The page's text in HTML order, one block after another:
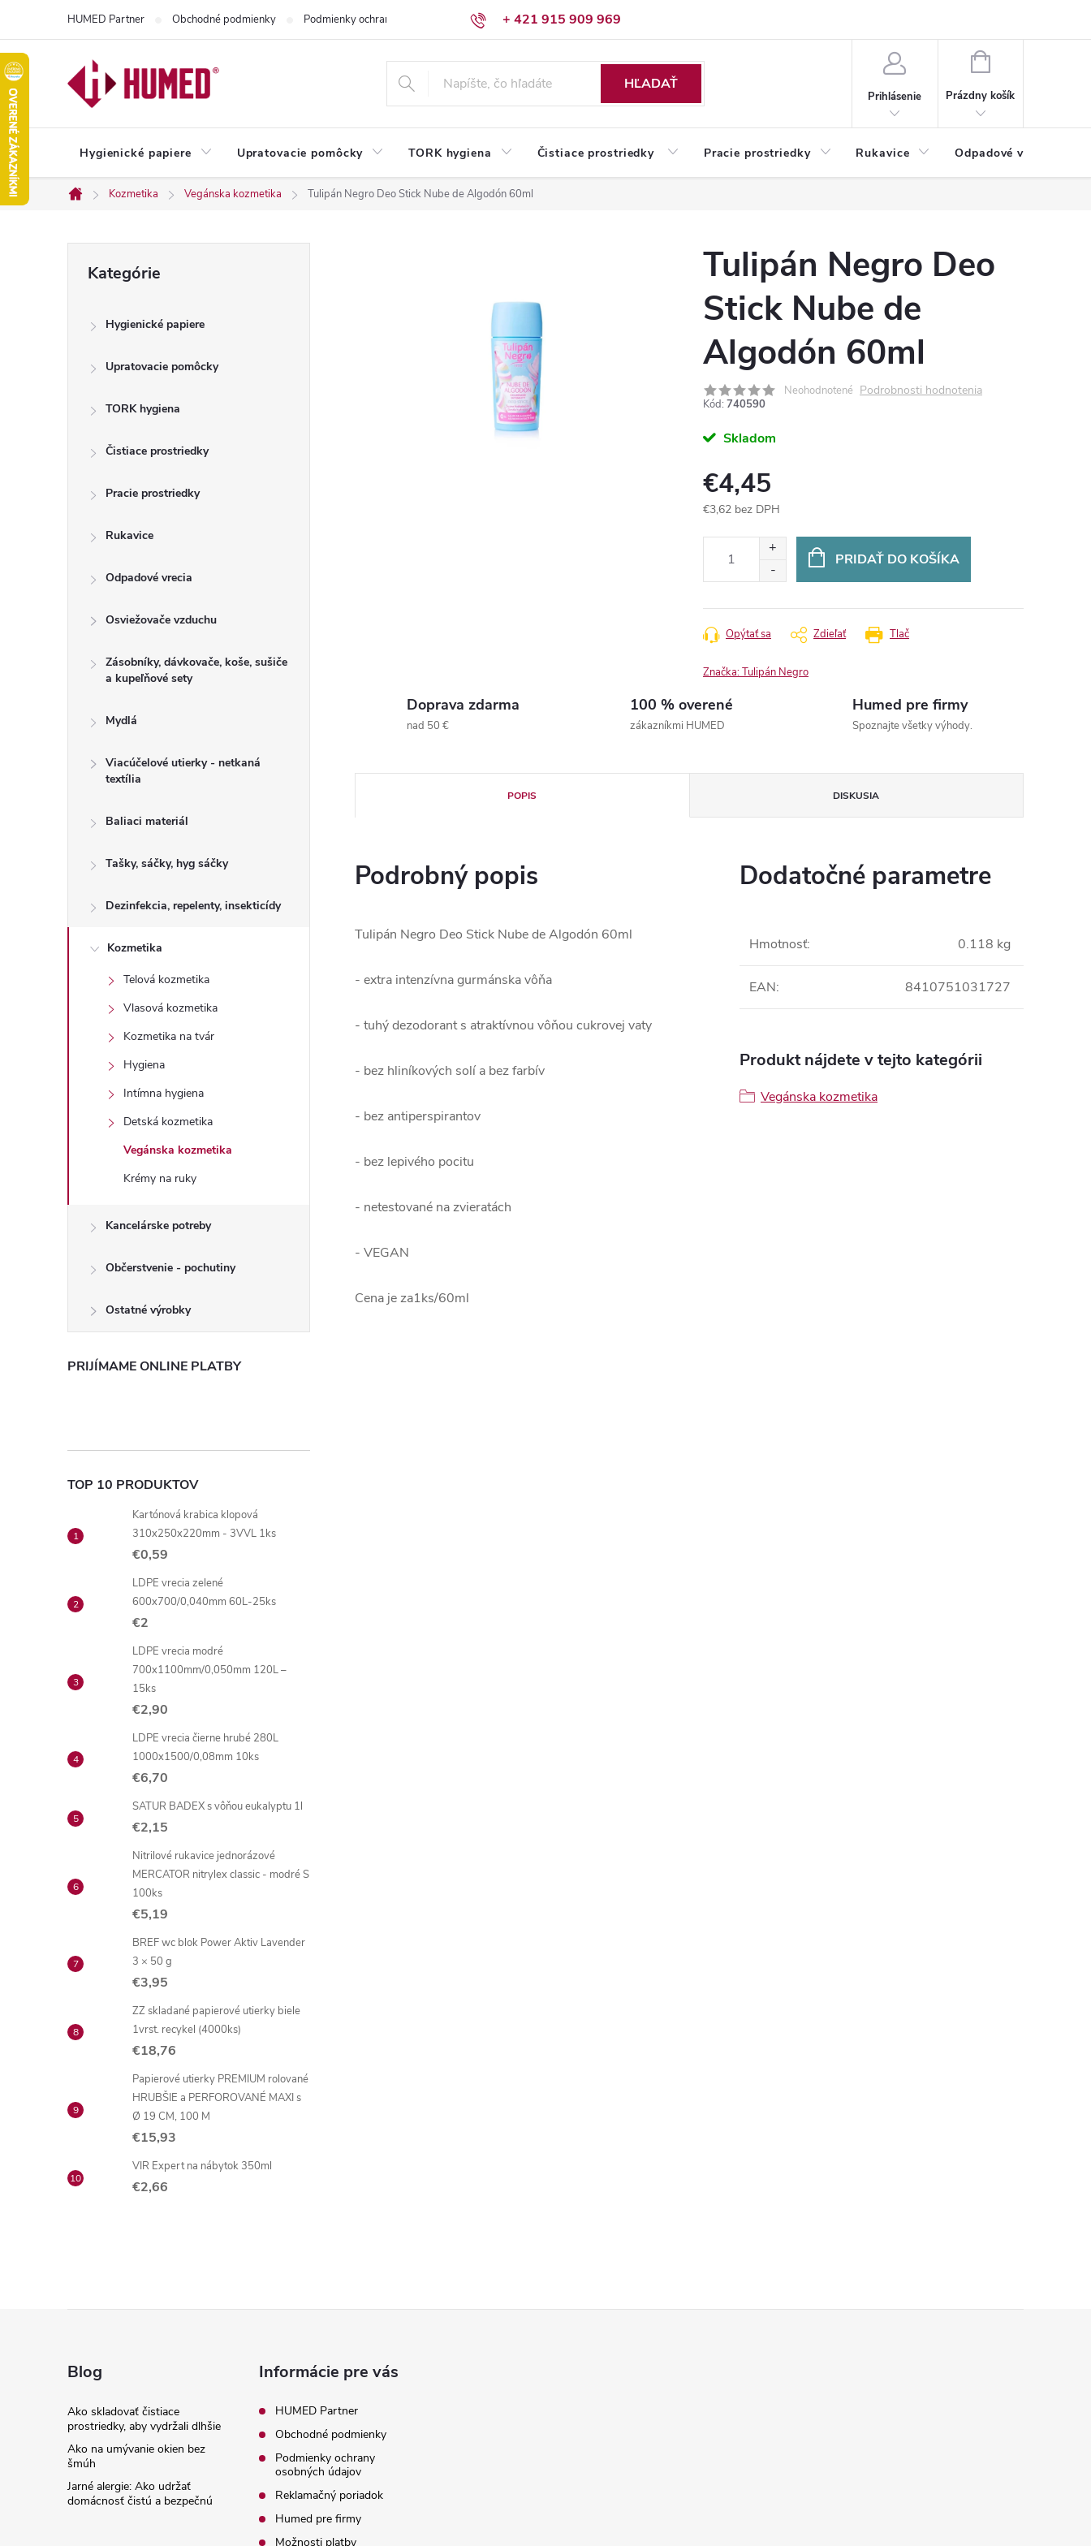
obsah
+ 421 915 909 969
HUMED Partner Obchodné podmienky Podmienky ochrany osobných údajov Reklamačný poriadok
HĽADAŤ
Prihlásenie
NÁKUPNÝ
Prázdny košík
Hygienické papiere Upratovacie pomôcky TORK hygiena Čistiace prostriedky Pracie prostriedky Rukavice Odpadové vrecia
Domov
Kozmetika Vegánska kozmetika Tulipán Negro Deo Stick Nube de Algodón 60ml
kategórie
Kategórie
Hygienické papiere
Upratovacie pomôcky
TORK hygiena
Čistiace prostriedky
Pracie prostriedky
Rukavice
Odpadové vrecia
Osviežovače vzduchu
Zásobníky, dávkovače, koše, sušiče
a kupeľňové sety
Mydlá
Viacúčelové utierky - netkaná
textília
Baliaci materiál
Tašky, sáčky, hyg sáčky
Dezinfekcia, repelenty, insekticídy
Kozmetika
Telová kozmetika
Vlasová kozmetika
Kozmetika na tvár
Hygiena
Intímna hygiena
Detská kozmetika
Vegánska kozmetika
Krémy na ruky
Kancelárske potreby
Občerstvenie - pochutiny
Ostatné výrobky
PRIJÍMAME ONLINE PLATBY
TOP 10 PRODUKTOV
Kartónová krabica klopová
310x250x220mm - 3VVL 1ks
€0,59
LDPE vrecia zelené
600x700/0,040mm 60L-25ks
€2
LDPE vrecia modré
700x1100mm/0,050mm 120L –
15ks
€2,90
LDPE vrecia čierne hrubé 280L
1000x1500/0,08mm 10ks
€6,70
SATUR BADEX s vôňou eukalyptu 1l
€2,15
Nitrilové rukavice jednorázové
MERCATOR nitrylex classic - modré S
100ks
€5,19
BREF wc blok Power Aktiv Lavender
3 × 50 g
€3,95
ZZ skladané papierové utierky biele
1vrst. recykel (4000ks)
€18,76
Papierové utierky PREMIUM rolované
HRUBŠIE a PERFOROVANÉ MAXI s
Ø 19 CM, 100 M
€15,93
VIR Expert na nábytok 350ml
€2,66
Tulipán Negro Deo
Stick Nube de
Algodón 60ml
Neohodnotené Podrobnosti hodnotenia
Kód: 740590
Skladom
€4,45
€3,62 bez DPH
PRIDAŤ DO KOŠÍKA
Tlač
Opýtať sa Zdieľať
Značka:Tulipán Negro
Doprava zdarma
nad 50 €
100 % overené
zákazníkmi HUMED
Humed pre firmy
Spoznajte všetky výhody.
POPIS DISKUSIA
Podrobný popis
Tulipán Negro Deo Stick Nube de Algodón 60ml
- extra intenzívna gurmánska vôňa
- tuhý dezodorant s atraktívnou vôňou cukrovej vaty
- bez hliníkových solí a bez farbív
- bez antiperspirantov
- bez lepivého pocitu
- netestované na zvieratách
- VEGAN
Cena je za1ks/60ml
Dodatočné parametre
Hmotnosť: 0.118 kg
EAN: 8410751031727
Produkt nájdete v tejto kategórii
Vegánska kozmetika
Blog
Ako skladovať čistiace
prostriedky, aby vydržali dlhšie
Ako na umývanie okien bez
šmúh
Jarné alergie: Ako udržať
domácnosť čistú a bezpečnú
Informácie pre vás
HUMED Partner
Obchodné podmienky
Podmienky ochrany
osobných údajov
Reklamačný poriadok
Humed pre firmy
Možnosti platby